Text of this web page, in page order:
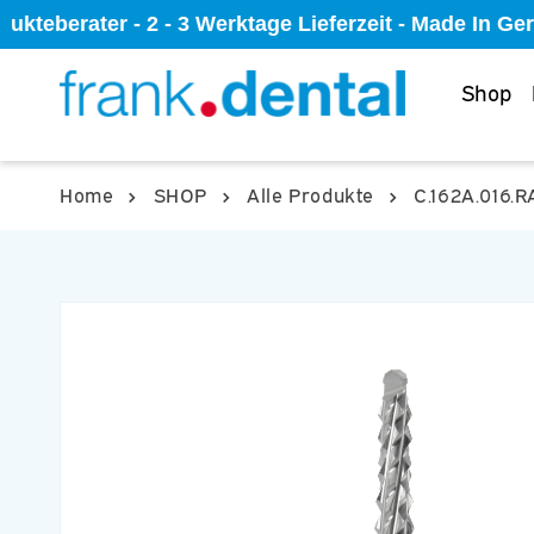
- 2 - 3 Werktage Lieferzeit - Made In
Direkt
zum
Inhalt
Shop
Home SHOP Alle Produkte